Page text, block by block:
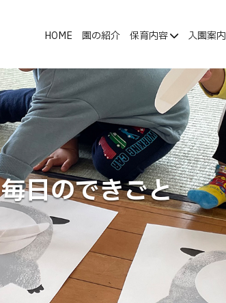
HOME 園の紹介 保育内容 入園案内
毎日のできごと